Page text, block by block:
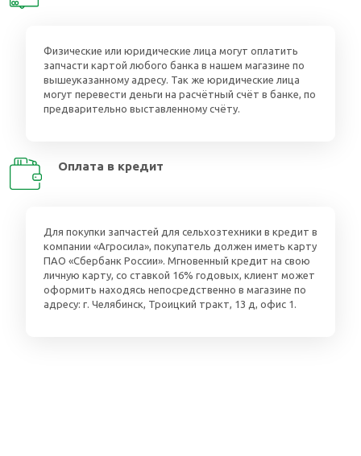
Физические или юридические лица могут оплатить
запчасти картой любого банка в нашем магазине по
вышеуказанному адресу. Так же юридические лица
могут перевести деньги на расчётный счёт в банке, по
предварительно выставленному счёту.
Оплата в кредит
Для покупки запчастей для сельхозтехники в кредит в
компании «Агросила», покупатель должен иметь карту
ПАО «Сбербанк России». Мгновенный кредит на свою
личную карту, со ставкой 16% годовых, клиент может
оформить находясь непосредственно в магазине по
адресу: г. Челябинск, Троицкий тракт, 13 д, офис 1.